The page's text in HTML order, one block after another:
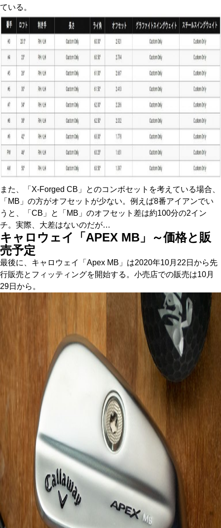
ている。
また、「X-Forged CB」とのコンボセットを考えている場合、
「MB」の方がオフセットが少ない。例えば8番アイアンでい
うと、「CB」と「MB」のオフセット差は約100分の2イン
チ。実際、大差はないのだが…
キャロウェイ「APEX MB」～価格と販
売予定
最後に、キャロウェイ「Apex MB」は2020年10月22日から先
行販売とフィッティングを開始する。小売店での販売は10月
29日から。